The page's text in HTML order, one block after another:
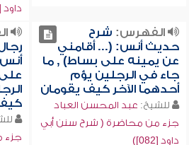
داود
الفهرس: شرح
حديث أنس: (... أقامني
عن يمينه على بساط) , ما
جاء في الرجلين يؤم
أحدهما الآخر كيف يقومان
للشيخ: عبد المحسن العباد
جزء من محاضرة ( شرح سنن أبي
داود [082])
جزء